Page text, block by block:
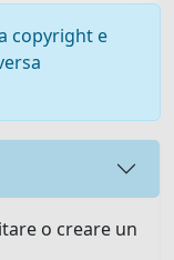
copyright e
o creare un